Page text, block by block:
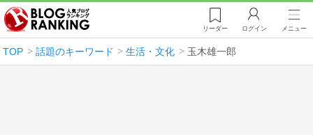
リーダー ログイン メニュー
TOP 話題のキーワード 生活・文化 玉木雄一郎